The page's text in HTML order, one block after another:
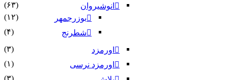
انوشیروان
(۶۳)
بوزرجمهر
(۱۲)
شطرنج
(۴)
اورمزد
(۳)
اورمزد نرسى‏
(۱)